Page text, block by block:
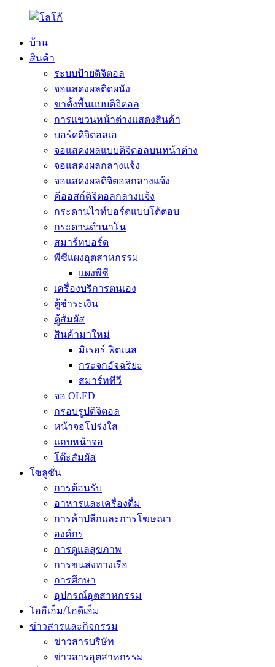
บ้าน
สินค้า
ระบบป้ายดิจิตอล
จอแสดงผลติดผนัง
ขาตั้งพื้นแบบดิจิตอล
การแขวนหน้าต่างแสดงสินค้า
บอร์ดดิจิตอลเอ
จอแสดงผลแบบดิจิตอลบนหน้าต่าง
จอแสดงผลกลางแจ้ง
จอแสดงผลดิจิตอลกลางแจ้ง
คีออสก์ดิจิตอลกลางแจ้ง
กระดานไวท์บอร์ดแบบโต้ตอบ
กระดานดำนาโน
สมาร์ทบอร์ด
พีซีแผงอุตสาหกรรม
แผงพีซี
เครื่องบริการตนเอง
ตู้ชำระเงิน
ตู้สัมผัส
สินค้ามาใหม่
มิเรอร์ ฟิตเนส
กระจกอัจฉริยะ
สมาร์ททีวี
จอ OLED
กรอบรูปดิจิตอล
หน้าจอโปร่งใส
แถบหน้าจอ
โต๊ะสัมผัส
โซลูชั่น
การต้อนรับ
อาหารและเครื่องดื่ม
การค้าปลีกและการโฆษณา
องค์กร
การดูแลสุขภาพ
การขนส่งทางเรือ
การศึกษา
อุปกรณ์อุตสาหกรรม
โออีเอ็ม/โอดีเอ็ม
ข่าวสารและกิจกรรม
ข่าวสารบริษัท
ข่าวสารอุตสาหกรรม